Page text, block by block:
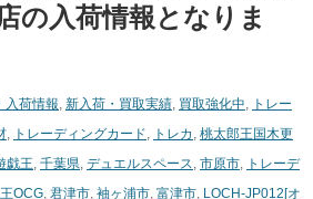
の入荷情報となりま
入荷情報 新入荷・買取実績 買取強化中
トレー
トレーディングカード トレカ 桃太郎王国木更
戯王 千葉県 デュエルスペース 市原市
トレーデ
OCG 君津市 袖ヶ浦市 富津市 LOCH-JP012[オ